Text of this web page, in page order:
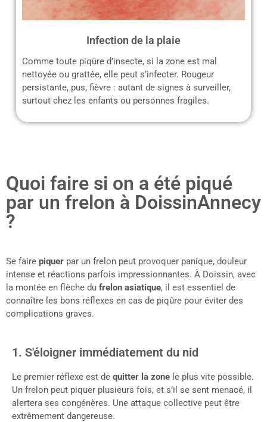
Infection de la plaie
Comme toute piqûre d’insecte, si la zone est mal
nettoyée ou grattée, elle peut s’infecter. Rougeur
persistante, pus, fièvre : autant de signes à surveiller,
surtout chez les enfants ou personnes fragiles.
Quoi faire si on a été piqué
par un frelon à DoissinAnnecy
?
Se faire piquer par un frelon peut provoquer panique, douleur
intense et réactions parfois impressionnantes. À Doissin, avec
la montée en flèche du frelon asiatique, il est essentiel de
connaître les bons réflexes en cas de piqûre pour éviter des
complications graves.
1. S'éloigner immédiatement du nid
Le premier réflexe est de quitter la zone le plus vite possible.
Un frelon peut piquer plusieurs fois, et s’il se sent menacé, il
alertera ses congénères. Une attaque collective peut être
extrêmement dangereuse.